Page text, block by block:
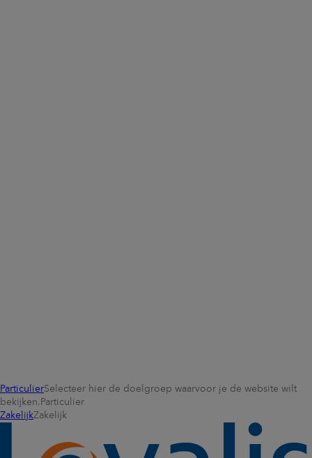
ParticulierSelecteer hier de doelgroep waarvoor je de website wilt
bekijken. Particulier
ZakelijkZakelijk